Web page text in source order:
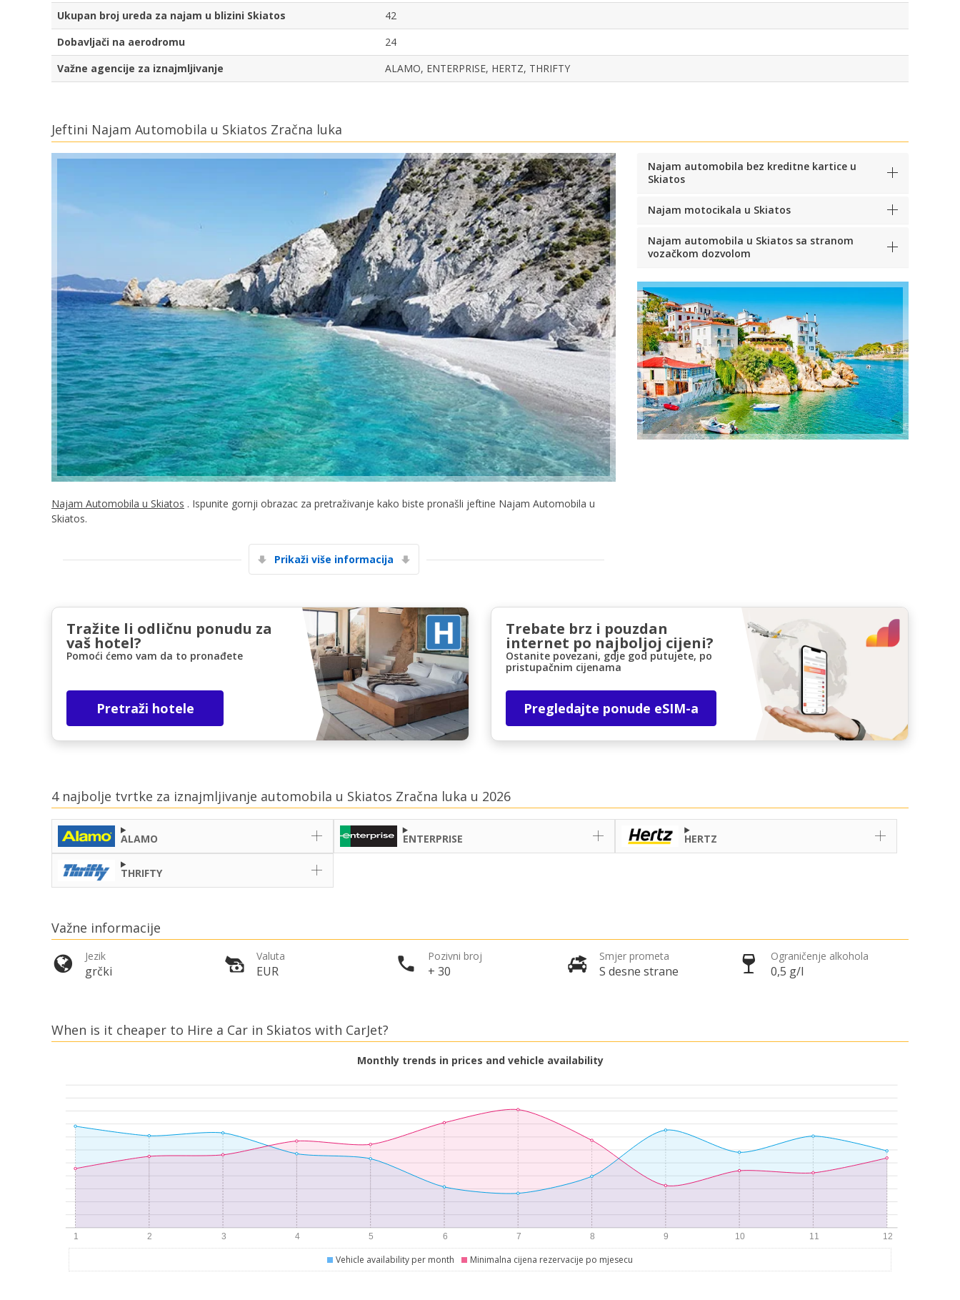
Ukupan broj ureda za najam u blizini Skiatos
42
Dobavljači na aerodromu
24
Važne agencije za iznajmljivanje
ALAMO, ENTERPRISE, HERTZ, THRIFTY
Jeftini Najam Automobila u Skiatos Zračna luka
Najam Automobila u Skiatos . Ispunite gornji obrazac za pretraživanje kako biste pronašli jeftine Najam Automobila u
Skiatos.
Prikaži više informacija
Najam automobila bez kreditne kartice u
Skiatos
Najam motocikala u Skiatos
Najam automobila u Skiatos sa stranom
vozačkom dozvolom
Tražite li odličnu ponudu za
vaš hotel?
Pomoći ćemo vam da to pronađete
Pretraži hotele
Trebate brz i pouzdan
internet po najboljoj cijeni?
Ostanite povezani, gdje god putujete, po
pristupačnim cijenama
Pregledajte ponude eSIM-a
4 najbolje tvrtke za iznajmljivanje automobila u Skiatos Zračna luka u 2026
ALAMO ENTERPRISE HERTZ
THRIFTY
Važne informacije
Jezik
grčki
Valuta
EUR
Pozivni broj
+ 30
Smjer prometa
S desne strane
Ograničenje alkohola
0,5 g/l
When is it cheaper to Hire a Car in Skiatos with CarJet?
Monthly trends in prices and vehicle availability
Vehicle availability per month Minimalna cijena rezervacije po mjesecu
Posebni popusti
Pristupite ekskluzivnim ponudama naših
dobavljača
Prijava putem eLinka